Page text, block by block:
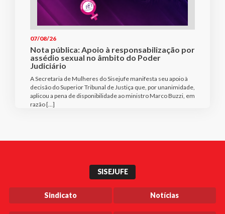
07/08/26
Nota pública: Apoio à responsabilização por
assédio sexual no âmbito do Poder
Judiciário
A Secretaria de Mulheres do Sisejufe manifesta seu apoio à
decisão do Superior Tribunal de Justiça que, por unanimidade,
aplicou a pena de disponibilidade ao ministro Marco Buzzi, em
razão […]
SISEJUFE
Sindicato Notícias